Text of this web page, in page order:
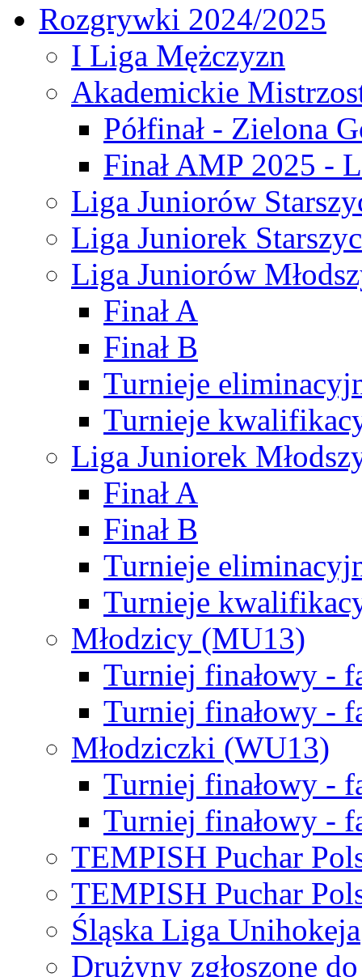
Rozgrywki 2024/2025
I Liga Mężczyzn
Akademickie
Półfinał - Zielona
Finał AMP 2025 -
Liga Juniorów
Liga Juniorek
Liga Juniorów
Finał A
Finał B
Turnieje
Turnieje
Liga Juniorek
Finał A
Finał B
Turnieje
Turnieje
Młodzicy (MU13)
Turniej finałowy -
Turniej finałowy -
Młodziczki (WU13)
Turniej finałowy -
Turniej finałowy -
TEMPISH Puchar
TEMPISH Puchar
Śląska Liga Unihokeja
Drużyny zgłoszone